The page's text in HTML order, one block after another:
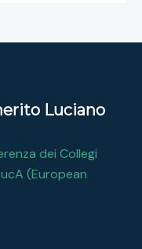
Luciano
dei Collegi
(European